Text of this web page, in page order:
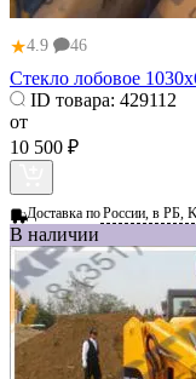
★4.9 46
Стекло лобовое
ID товара: 429112
от
10 500 ₽
Доставка поРоссии, в РБ,
В наличии